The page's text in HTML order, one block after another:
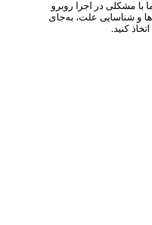
مشکلی در اجرا روبرو
و شناسایی علت، به‌جای
کنید.